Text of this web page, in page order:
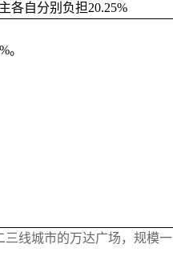
各自分别负担20.25%
。
三线城市的万达广场，规模一